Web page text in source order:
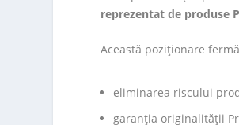
reprezentat de produse
Această poziționare
eliminarea riscului
garanția originalității